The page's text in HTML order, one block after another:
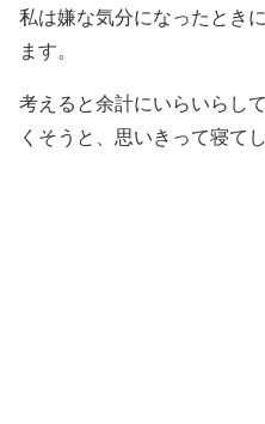
私は嫌な気分になったとき
ます。
考えると余計にいらいらし
くそうと、思いきって寝て